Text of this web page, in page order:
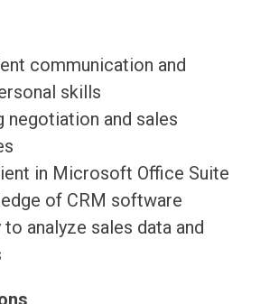
communication and
skills
negotiation and sales
in Microsoft Office Suite
of CRM software
analyze sales data and